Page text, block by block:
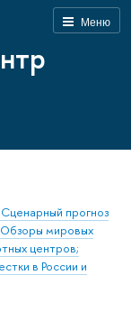
Меню
прогноз
Обзоры мировых
центров;
в России и